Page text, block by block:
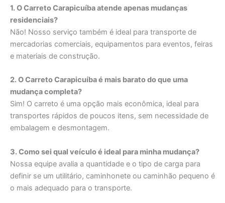
1. O Carreto Carapicuíba atende apenas mudanças
residenciais?
Não! Nosso serviço também é ideal para transporte de
mercadorias comerciais, equipamentos para eventos, feiras
e materiais de construção.
2. O Carreto Carapicuíba é mais barato do que uma
mudança completa?
Sim! O carreto é uma opção mais econômica, ideal para
transportes rápidos de poucos itens, sem necessidade de
embalagem e desmontagem.
3. Como sei qual veículo é ideal para minha mudança?
Nossa equipe avalia a quantidade e o tipo de carga para
definir se um utilitário, caminhonete ou caminhão pequeno é
o mais adequado para o transporte.